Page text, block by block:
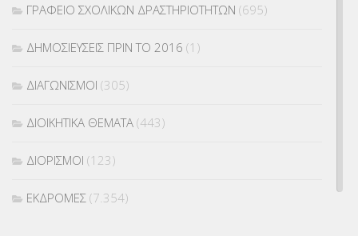
ΓΡΑΦΕΙΟ ΣΧΟΛΙΚΩΝ ΔΡΑΣΤΗΡΙΟΤΗΤΩΝ (695)
ΔΗΜΟΣΙΕΥΣΕΙΣ ΠΡΙΝ ΤΟ 2016 (1)
ΔΙΑΓΩΝΙΣΜΟΙ (305)
ΔΙΟΙΚΗΤΙΚΑ ΘΕΜΑΤΑ (443)
ΔΙΟΡΙΣΜΟΙ (123)
ΕΚΔΡΟΜΕΣ (7.354)